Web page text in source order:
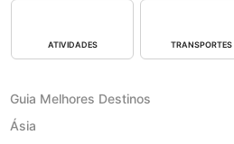
ATIVIDADES TRANSPORTES
Guia Melhores Destinos
Ásia